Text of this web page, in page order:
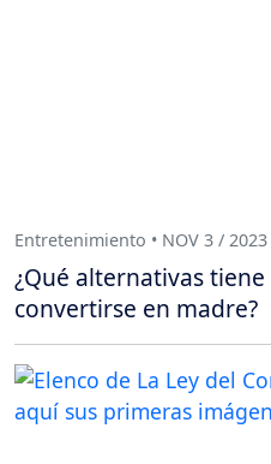
Entretenimiento • NOV 3 / 2023
¿Qué alternativas
convertirse en madre?